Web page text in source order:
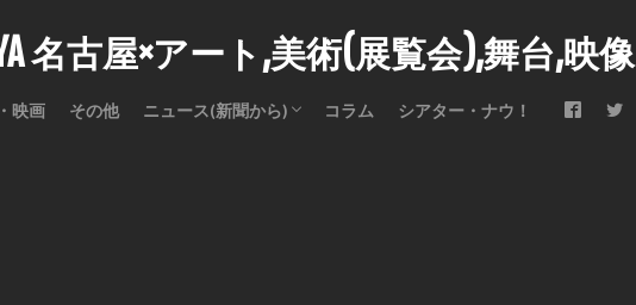
名古屋×アート,美術(展覧会),舞台,映像
映画 その他 ニュース(新聞から) コラム シアター・ナウ！